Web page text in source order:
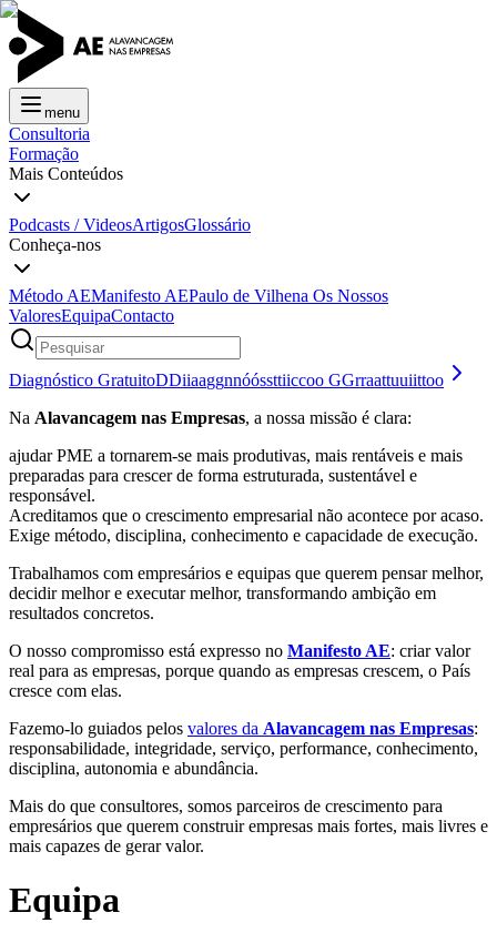
menu
Consultoria
Formação
Mais Conteúdos
Podcasts / VideosArtigosGlossário
Conheça-nos
Método AEManifesto AEPaulo de Vilhena Os Nossos
ValoresEquipaContacto
Diagnóstico GratuitoDDiiaaggnnóóssttiiccoo GGrraattuuiittoo
Na Alavancagem nas Empresas, a nossa missão é clara:
ajudar PME a tornarem-se mais produtivas, mais rentáveis e mais
preparadas para crescer de forma estruturada, sustentável e
responsável.
Acreditamos que o crescimento empresarial não acontece por acaso.
Exige método, disciplina, conhecimento e capacidade de execução.
Trabalhamos com empresários e equipas que querem pensar melhor,
decidir melhor e executar melhor, transformando ambição em
resultados concretos.
O nosso compromisso está expresso no Manifesto AE: criar valor
real para as empresas, porque quando as empresas crescem, o País
cresce com elas.
Fazemo-lo guiados pelos valores da Alavancagem nas Empresas:
responsabilidade, integridade, serviço, performance, conhecimento,
disciplina, autonomia e abundância.
Mais do que consultores, somos parceiros de crescimento para
empresários que querem construir empresas mais fortes, mais livres e
mais capazes de gerar valor.
Equipa